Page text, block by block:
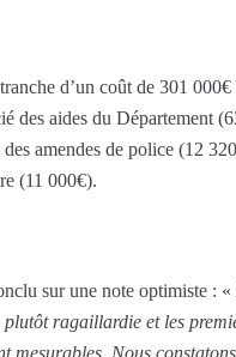
d’un coût de 301
des aides du Département
amendes de police (12
(11 000€).
sur une note optimiste : «
plutôt ragaillardie et les
mesurables. Nous